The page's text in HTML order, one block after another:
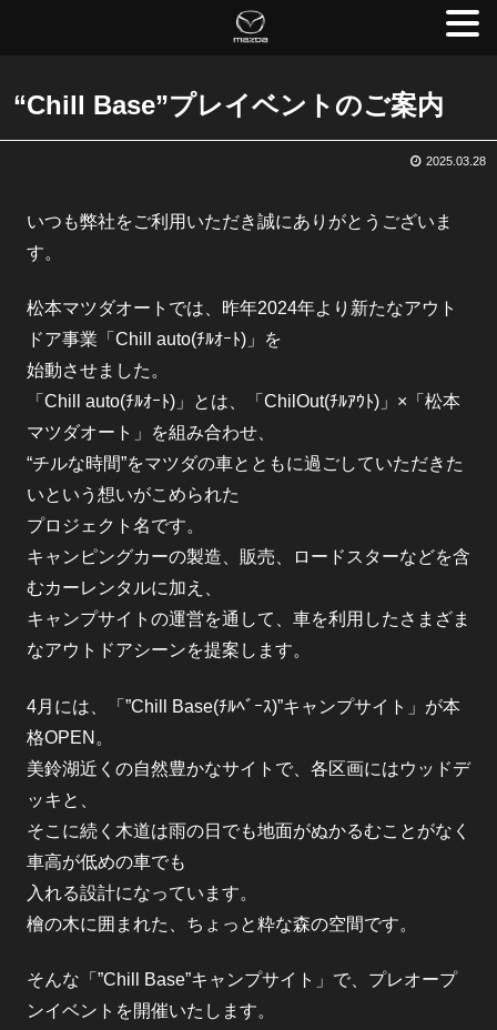
“Chill Base”プレイベントのご案内
2025.03.28
いつも弊社をご利用いただき誠にありがとうございま
す。
松本マツダオートでは、昨年2024年より新たなアウト
ドア事業「Chill auto(ﾁﾙｵｰﾄ)」を
始動させました。
「Chill auto(ﾁﾙｵｰﾄ)」とは、「ChilOut(ﾁﾙｱｳﾄ)」×「松本
マツダオート」を組み合わせ、
“チルな時間”をマツダの車とともに過ごしていただきた
いという想いがこめられた
プロジェクト名です。
キャンピングカーの製造、販売、ロードスターなどを含
むカーレンタルに加え、
キャンプサイトの運営を通して、車を利用したさまざま
なアウトドアシーンを提案します。
4月には、「”Chill Base(ﾁﾙﾍﾞｰｽ)”キャンプサイト」が本
格OPEN。
美鈴湖近くの自然豊かなサイトで、各区画にはウッドデ
ッキと、
そこに続く木道は雨の日でも地面がぬかるむことがなく
車高が低めの車でも
入れる設計になっています。
檜の木に囲まれた、ちょっと粋な森の空間です。
そんな「”Chill Base”キャンプサイト」で、プレオープ
ンイベントを開催いたします。